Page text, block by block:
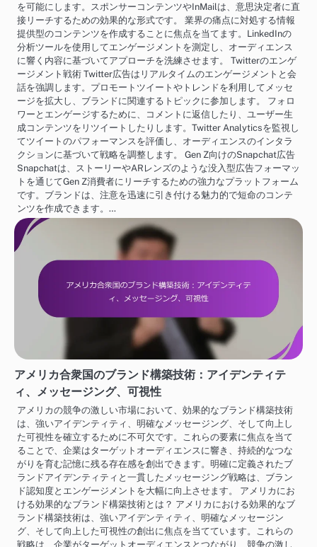
を可能にします。スポンサーコンテンツやInMailは、意思決定者に直
接リーチするための効果的な形式です。 業界の痛点に対処する情報
提供型のコンテンツを作成することに焦点を当てます。LinkedInの
分析ツールを使用してエンゲージメントを測定し、オーディエンス
に響く内容に基づいてアプローチを洗練させます。 Twitterのエンゲ
ージメント戦術 Twitter広告はリアルタイムのエンゲージメントと会
話を強調します。プロモートツイートやトレンドを利用してメッセ
ージを拡大し、ブランドに関連するトピックに参加します。 フォロ
ワーとエンゲージするために、コメントに返信したり、ユーザー生
成コンテンツをリツイートしたりします。Twitter Analyticsを監視し
てツイートのパフォーマンスを評価し、オーディエンスのインタラ
クションに基づいて戦略を調整します。 Gen Z向けのSnapchat広告
Snapchatは、ストーリーやARレンズのような没入型広告フォーマッ
トを通じてGen Z消費者にリーチするための強力なプラットフォーム
です。ブランドは、注意を迅速に引き付ける魅力的で短命のコンテ
ンツを作成できます。…
アメリカ合衆国のブランド構築技術：アイデンティテ
ィ、メッセージング、可視性
アメリカの競争の激しい市場において、効果的なブランド構築技術
は、強いアイデンティティ、明確なメッセージング、そして向上し
た可視性を確立するために不可欠です。これらの要素に焦点を当て
ることで、企業はターゲットオーディエンスに響き、持続的なつな
がりを育む記憶に残る存在感を創出できます。明確に定義されたブ
ランドアイデンティティと一貫したメッセージング戦略は、ブラン
ド認知度とエンゲージメントを大幅に向上させます。 アメリカにお
ける効果的なブランド構築技術とは？ アメリカにおける効果的なブ
ランド構築技術は、強いアイデンティティ、明確なメッセージン
グ、そして向上した可視性の創出に焦点を当てています。これらの
戦略は、企業がターゲットオーディエンスとつながり、競争の激し